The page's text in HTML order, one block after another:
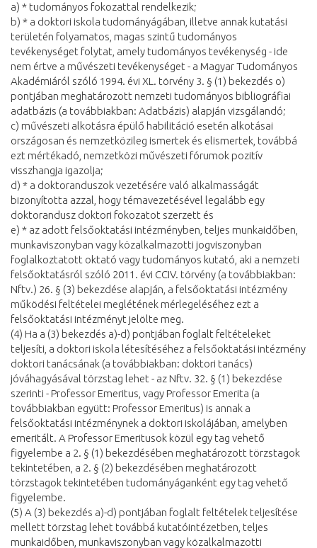
a) * tudományos fokozattal rendelkezik;
b) * a doktori iskola tudományágában, illetve annak kutatási
területén folyamatos, magas szintű tudományos
tevékenységet folytat, amely tudományos tevékenység - ide
nem értve a művészeti tevékenységet - a Magyar Tudományos
Akadémiáról szóló 1994. évi XL. törvény 3. § (1) bekezdés o)
pontjában meghatározott nemzeti tudományos bibliográfiai
adatbázis (a továbbiakban: Adatbázis) alapján vizsgálandó;
c) művészeti alkotásra épülő habilitáció esetén alkotásai
országosan és nemzetközileg ismertek és elismertek, továbbá
ezt mértékadó, nemzetközi művészeti fórumok pozitív
visszhangja igazolja;
d) * a doktoranduszok vezetésére való alkalmasságát
bizonyította azzal, hogy témavezetésével legalább egy
doktorandusz doktori fokozatot szerzett és
e) * az adott felsőoktatási intézményben, teljes munkaidőben,
munkaviszonyban vagy közalkalmazotti jogviszonyban
foglalkoztatott oktató vagy tudományos kutató, aki a nemzeti
felsőoktatásról szóló 2011. évi CCIV. törvény (a továbbiakban:
Nftv.) 26. § (3) bekezdése alapján, a felsőoktatási intézmény
működési feltételei meglétének mérlegeléséhez ezt a
felsőoktatási intézményt jelölte meg.
(4) Ha a (3) bekezdés a)-d) pontjában foglalt feltételeket
teljesíti, a doktori iskola létesítéséhez a felsőoktatási intézmény
doktori tanácsának (a továbbiakban: doktori tanács)
jóváhagyásával törzstag lehet - az Nftv. 32. § (1) bekezdése
szerinti - Professor Emeritus, vagy Professor Emerita (a
továbbiakban együtt: Professor Emeritus) is annak a
felsőoktatási intézménynek a doktori iskolájában, amelyben
emeritált. A Professor Emeritusok közül egy tag vehető
figyelembe a 2. § (1) bekezdésében meghatározott törzstagok
tekintetében, a 2. § (2) bekezdésében meghatározott
törzstagok tekintetében tudományáganként egy tag vehető
figyelembe.
(5) A (3) bekezdés a)-d) pontjában foglalt feltételek teljesítése
mellett törzstag lehet továbbá kutatóintézetben, teljes
munkaidőben, munkaviszonyban vagy közalkalmazotti